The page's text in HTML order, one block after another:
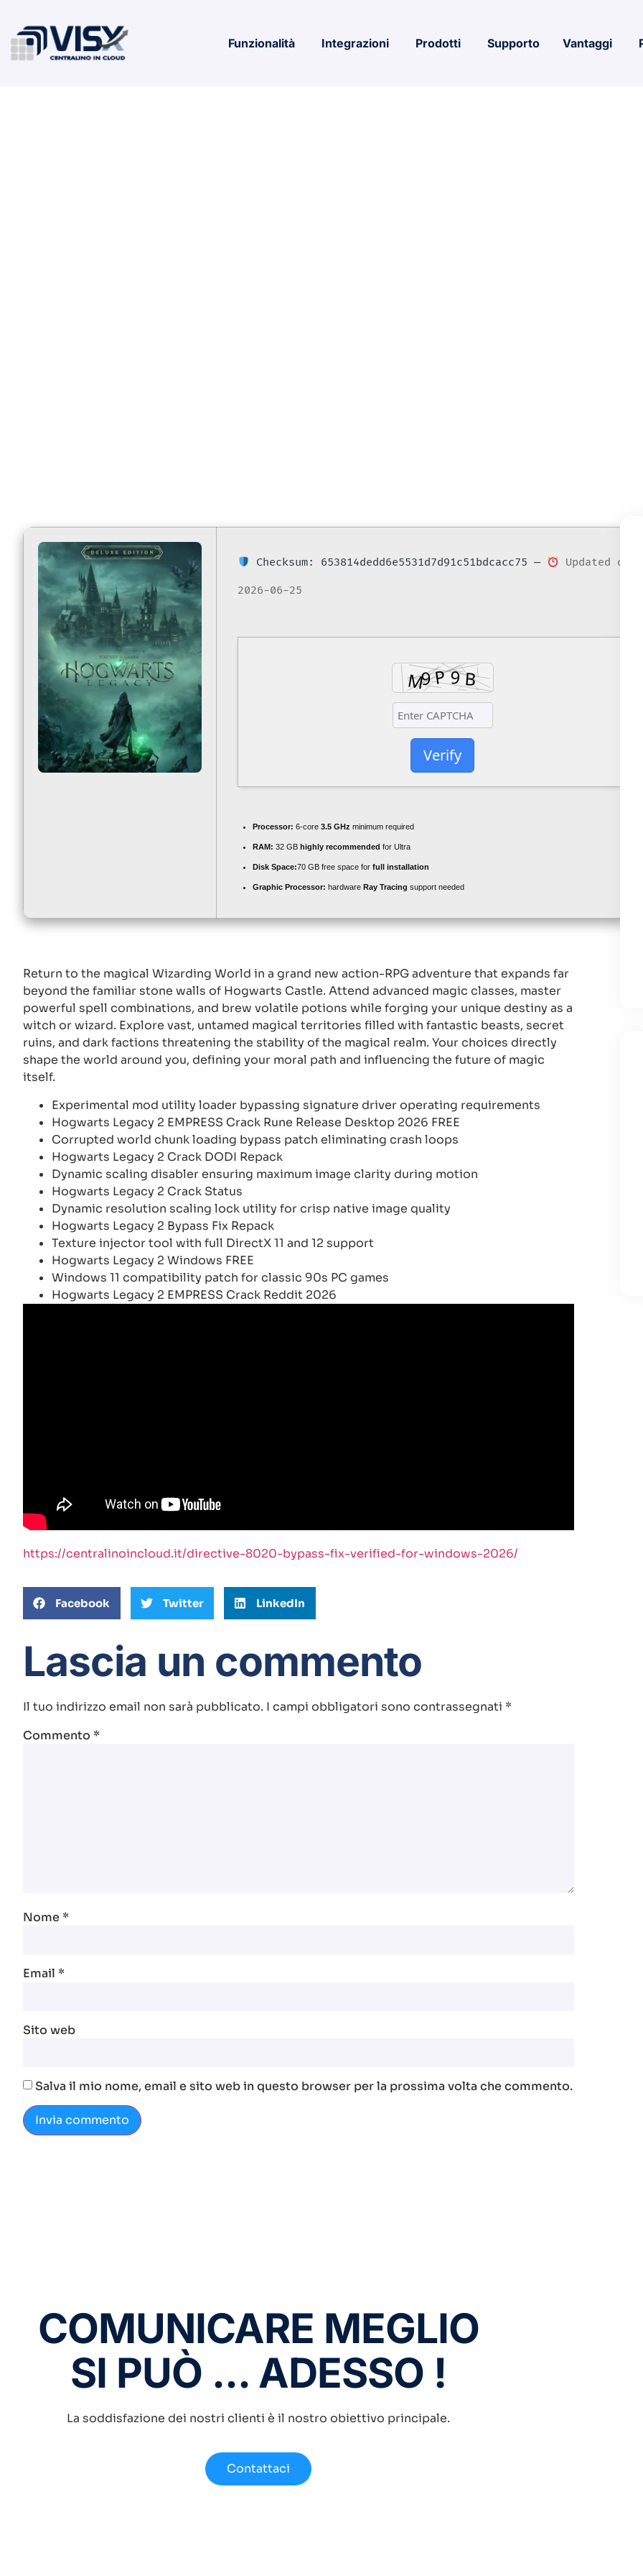
Funzionalità Integrazioni Prodotti Supporto Vantaggi
Checksum: 653814dedd6e5531d7d91c51bdcacc75 — Updated on:
2026-06-25
Verify
Processor: 6-core 3.5 GHz minimum required
RAM: 32 GB highly recommended for Ultra
Disk Space:70 GB free space for full installation
Graphic Processor: hardware Ray Tracing support needed
Return to the magical Wizarding World in a grand new action-RPG adventure that expands far
beyond the familiar stone walls of Hogwarts Castle. Attend advanced magic classes, master
powerful spell combinations, and brew volatile potions while forging your unique destiny as a
witch or wizard. Explore vast, untamed magical territories filled with fantastic beasts, secret
ruins, and dark factions threatening the stability of the magical realm. Your choices directly
shape the world around you, defining your moral path and influencing the future of magic
itself.
Experimental mod utility loader bypassing signature driver operating requirements
Hogwarts Legacy 2 EMPRESS Crack Rune Release Desktop 2026 FREE
Corrupted world chunk loading bypass patch eliminating crash loops
Hogwarts Legacy 2 Crack DODI Repack
Dynamic scaling disabler ensuring maximum image clarity during motion
Hogwarts Legacy 2 Crack Status
Dynamic resolution scaling lock utility for crisp native image quality
Hogwarts Legacy 2 Bypass Fix Repack
Texture injector tool with full DirectX 11 and 12 support
Hogwarts Legacy 2 Windows FREE
Windows 11 compatibility patch for classic 90s PC games
Hogwarts Legacy 2 EMPRESS Crack Reddit 2026
https://centralinoincloud.it/directive-8020-bypass-fix-verified-for-windows-2026/
Facebook Twitter LinkedIn
Lascia un commento
Il tuo indirizzo email non sarà pubblicato. I campi obbligatori sono contrassegnati *
Commento *
Nome *
Email *
Sito web
Salva il mio nome, email e sito web in questo browser per la prossima volta che commento.
COMUNICARE MEGLIO
SI PUÒ ... ADESSO !
La soddisfazione dei nostri clienti è il nostro obiettivo principale.
Contattaci